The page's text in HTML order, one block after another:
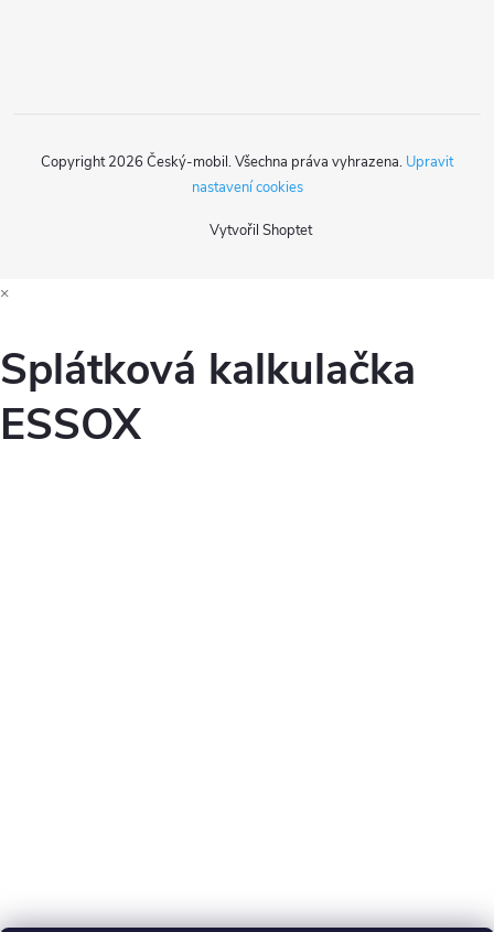
Vytvořil Shoptet
Copyright 2026 Český-mobil. Všechna práva vyhrazena. Upravit
nastavení cookies
×
Splátková kalkulačka
ESSOX